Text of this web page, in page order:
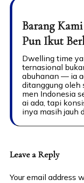
Barang
Pun Ikut
Dwelling time
ternasional
abuhanan — ia
ditanggung oleh
men Indonesia
ai ada, tapi
inya masih jauh
Leave a Reply
Your email address